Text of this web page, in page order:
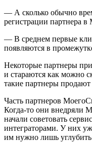
— А сколько обычно
регистрации партнера
— В среднем первые
появляются в
Некоторые партнеры
и стараются как можно
такие партнеры продают
Часть партнеров
Когда-то они внедряли
начали советовать
интеграторами. У них
им нужно лишь углубить